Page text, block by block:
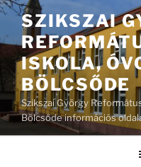
Tartalomhoz
SZIKSZAI
ISKOLA,
BÖLCSŐDE
Szikszai György
Bölcsőde információs